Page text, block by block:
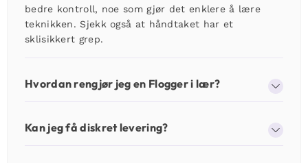
bedre kontroll, noe som gjør det enklere å lære
teknikken. Sjekk også at håndtaket har et
sklisikkert grep.
Hvordan rengjør jeg en Flogger i lær?
Kan jeg få diskret levering?